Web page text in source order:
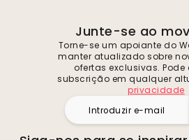
Junte-se ao
Torne-se um apoiante do
manter atualizado sobre
ofertas exclusivas.
subscrição em qualquer
privacidade